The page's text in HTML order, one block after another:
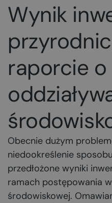
Wynik
raporcie o
Obecnie dużym
niedookreślenie
przedłożone wyniki
ramach postępowania
środowiskowej.